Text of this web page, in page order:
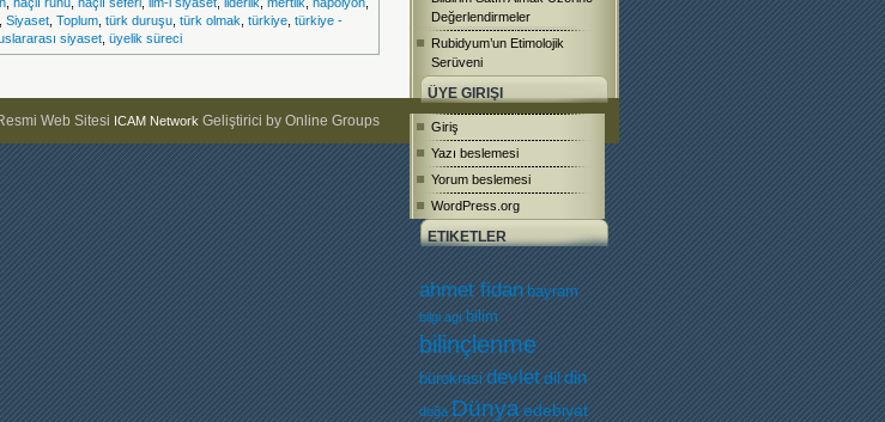
Değerlendirmeler
Rubidyum’un Etimolojik
Serüveni
ÜYE GIRIŞI
Giriş
Yazı beslemesi
Yorum beslemesi
WordPress.org
ETIKETLER
ahmet fidan bayram
bilgi agı bilim
bilinçlenme
bürokrasi devletdildin
doğa Dünya edebiyat
Siyaset Toplum türk duruşu türk olmak türkiye türkiye -
siyaset üyelik süreci
Web Sitesi ICAM NetworkGeliştirici by Online Groups